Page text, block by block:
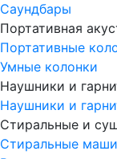
Саундбары
Портативная
Портативные
Умные колонки
Наушники и
Наушники и
Стиральные и
Стиральные